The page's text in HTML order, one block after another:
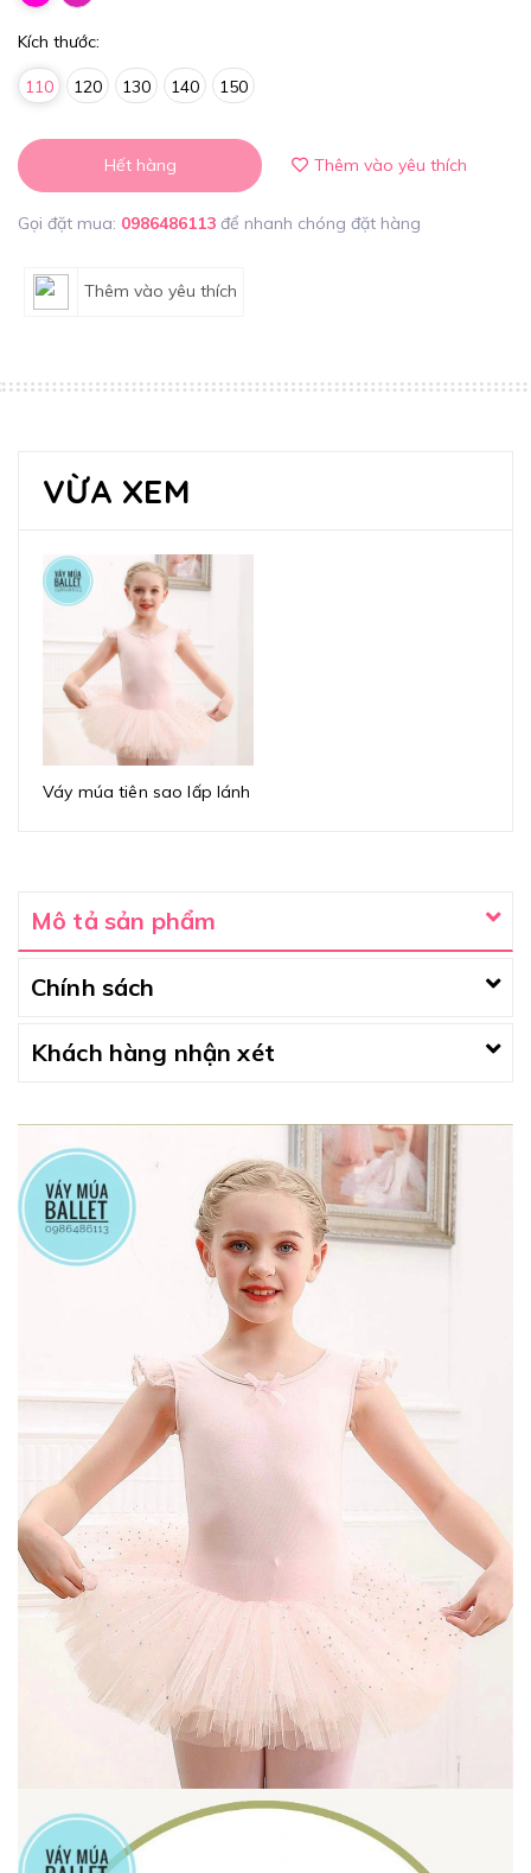
Kích thước:
110 120 130 140 150
Hết hàng Thêm vào yêu thích
Gọi đặt mua: 0986486113 để nhanh chóng đặt hàng
Thêm vào yêu thích
VỪA XEM
Váy múa tiên sao lấp lánh
Mô tả sản phẩm
Chính sách
Khách hàng nhận xét